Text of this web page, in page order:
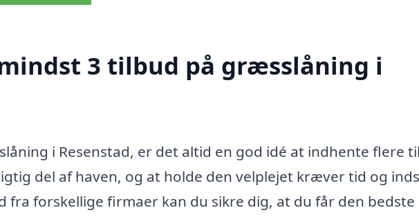
3 tilbud på græsslåning i
i Resenstad, er det altid en god idé at indhente flere
del af haven, og at holde den velplejet kræver tid og
fra forskellige firmaer kan du sikre dig, at du får den bedste